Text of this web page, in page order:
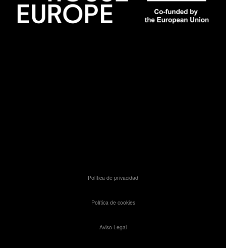
Política de privacidad
Política de cookies
Aviso Legal